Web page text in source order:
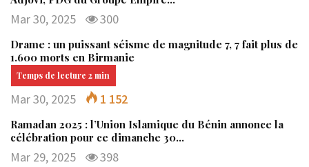
Mar 30, 2025 300
Drame : un puissant séisme de magnitude 7, 7 fait plus de
1.600 morts en Birmanie
Mar 30, 2025 1 152
Ramadan 2025 : l’Union Islamique du Bénin annonce la
célébration pour ce dimanche 30…
Mar 29, 2025 398